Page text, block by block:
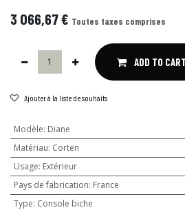
3 066,67€ Toutes taxes comprises
ADD TO CART
Ajouter à la liste de souhaits
Modèle: Diane
Matériau: Corten
Usage: Extérieur
Pays de fabrication: France
Type: Console biche